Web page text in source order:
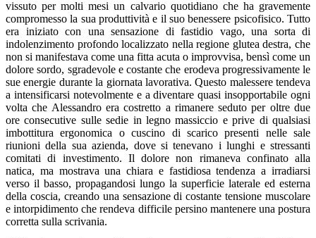
vissuto per molti mesi un calvario quotidiano che ha gravemente
compromesso la sua produttività e il suo benessere psicofisico. Tutto
era iniziato con una sensazione di fastidio vago, una sorta di
indolenzimento profondo localizzato nella regione glutea destra, che
non si manifestava come una fitta acuta o improvvisa, bensì come un
dolore sordo, sgradevole e costante che erodeva progressivamente le
sue energie durante la giornata lavorativa. Questo malessere tendeva
a intensificarsi notevolmente e a diventare quasi insopportabile ogni
volta che Alessandro era costretto a rimanere seduto per oltre due
ore consecutive sulle sedie in legno massiccio e prive di qualsiasi
imbottitura ergonomica o cuscino di scarico presenti nelle sale
riunioni della sua azienda, dove si tenevano i lunghi e stressanti
comitati di investimento. Il dolore non rimaneva confinato alla
natica, ma mostrava una chiara e fastidiosa tendenza a irradiarsi
verso il basso, propagandosi lungo la superficie laterale ed esterna
della coscia, creando una sensazione di costante tensione muscolare
e intorpidimento che rendeva difficile persino mantenere una postura
corretta sulla scrivania.